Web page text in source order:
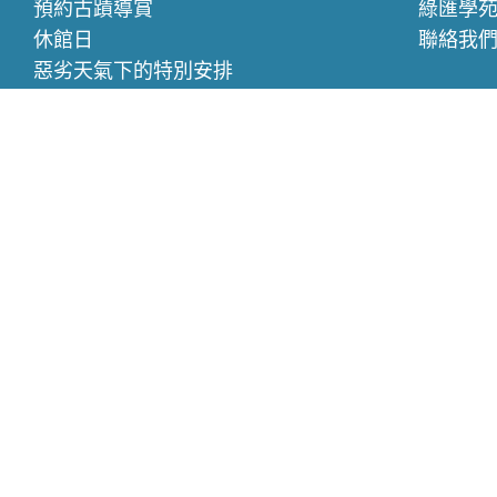
預約古蹟導賞
休館日
惡劣天氣下的特別安排
綠匯學
聯絡我們